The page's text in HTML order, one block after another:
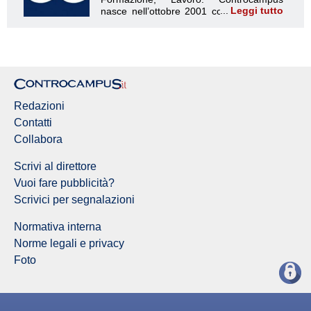
Leggi tutto
Redazioni
Contatti
Collabora
Scrivi al direttore
Vuoi fare pubblicità?
Scrivici per segnalazioni
Normativa interna
Norme legali e privacy
Foto